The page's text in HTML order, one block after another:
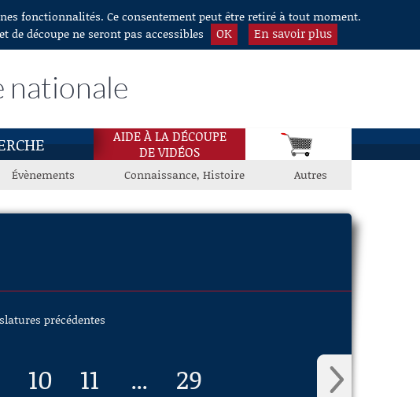
fonctionnalités. Ce consentement peut être retiré à tout moment.
de découpe ne seront pas accessibles
OK En savoir plus
nationale
AIDE À LA DÉCOUPE
DE VIDÉOS
Évènements Connaissance, Histoire Autres
précédentes
10 11 ... 29